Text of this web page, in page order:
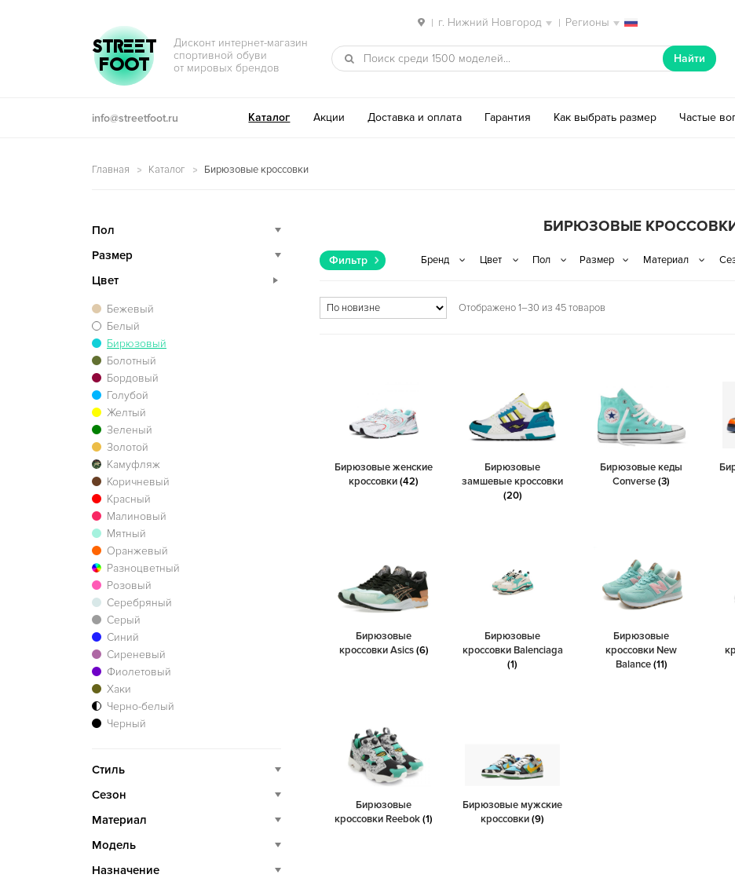
| г. Нижний Новгород | Регионы
Перейти к навигации
Перейти к содержимому
STREET
FOOT
Дисконт интернет-магазин
спортивной обуви
от мировых брендов
Найти
info@streetfoot.ru Каталог Акции Доставка и оплата Гарантия Как выбрать размер Частые
Главная Каталог Бирюзовые кроссовки
БИРЮЗОВЫЕ
Фильтр
Отображено 1–30 из 45 товаров
Бирюзовые женские
кроссовки(42)
Бирюзовые
замшевые кроссовки
(20)
Бирюзовые кеды
Converse(3)
Бирюзовые
кроссовки Asics(6)
Бирюзовые
кроссовки Balenciaga
(1)
Бирюзовые
кроссовки New
Balance(11)
Бирюзовые
кроссовки Reebok(1)
Бирюзовые мужские
кроссовки(9)
Пол
Размер
Цвет
Бежевый
Белый
Бирюзовый
Болотный
Бордовый
Голубой
Желтый
Зеленый
Золотой
Камуфляж
Коричневый
Красный
Малиновый
Мятный
Оранжевый
Разноцветный
Розовый
Серебряный
Серый
Синий
Сиреневый
Фиолетовый
Хаки
Черно-белый
Черный
Стиль
Сезон
Материал
Модель
Назначение